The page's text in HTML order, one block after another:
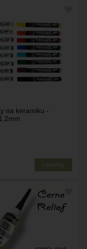
na keramiku -
varianty